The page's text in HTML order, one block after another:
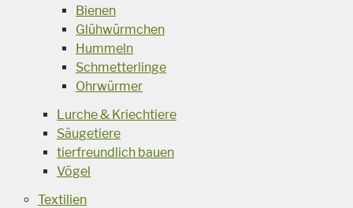
Bienen
Glühwürmchen
Hummeln
Schmetterlinge
Ohrwürmer
Lurche & Kriechtiere
Säugetiere
tierfreundlich bauen
Vögel
Textilien